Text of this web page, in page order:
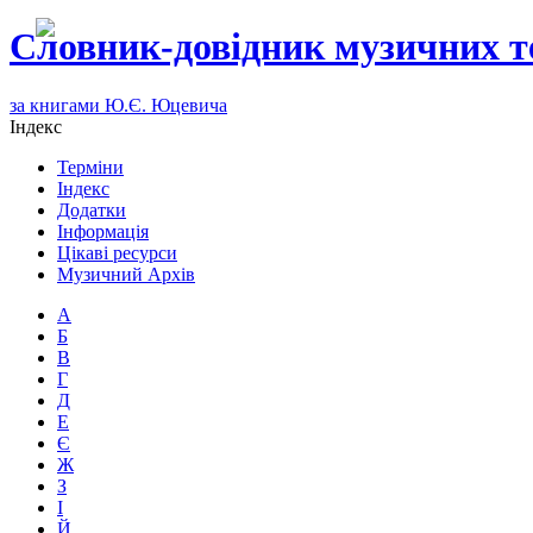
Словник-довідник музичних
за книгами Ю.Є. Юцевича
Індекс
Терміни
Індекс
Додатки
Інформація
Цікаві ресурси
Музичний Архів
А
Б
В
Г
Д
Е
Є
Ж
З
І
Й